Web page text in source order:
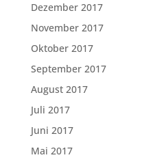
Dezember 2017
November 2017
Oktober 2017
September 2017
August 2017
Juli 2017
Juni 2017
Mai 2017